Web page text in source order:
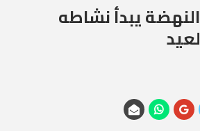
يبدأ نشاطه